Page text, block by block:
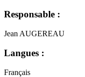
Responsable :
Jean AUGEREAU
Langues :
Français